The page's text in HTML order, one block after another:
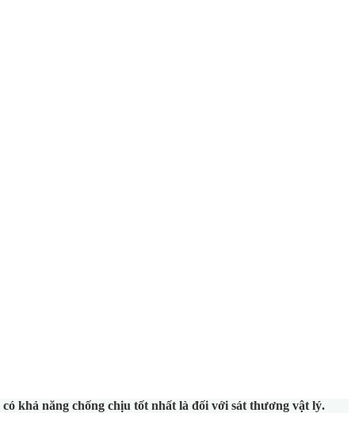
khả năng chống chịu tốt nhất là đối với sát thương vật lý.